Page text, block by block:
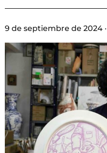
9 de septiembre de 2024 ·